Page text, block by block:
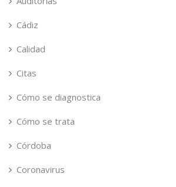
Cádiz
Calidad
Citas
Cómo se diagnostica
Cómo se trata
Córdoba
Coronavirus